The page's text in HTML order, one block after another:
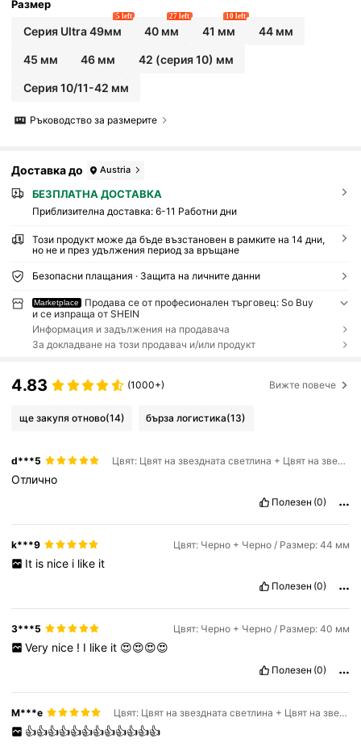
Размер
Серия Ultra 49мм
5 left
40 мм
27 left
41 мм
10 left
44 мм
45 мм 46 мм 42 (серия 10) мм
Серия 10/11-42 мм
Ръководство за размерите
Доставка до Austria
БЕЗПЛАТНА ДОСТАВКА
Приблизителна доставка: 6-11 Работни дни
Този продукт може да бъде възстановен в рамките на 14 дни,
но не и през удължения период за връщане
Безопасни плащания · Защита на личните данни
Marketplace
Продава се от професионален търговец: So Buy
и се изпраща от SHEIN
Информация и задължения на продавача
За докладване на този продавач и/или продукт
4.83 (1000+) Вижте повече
ще закупя отново(14) бърза логистика(13)
d***5 Цвят: Цвят на звездната светлина + Цвят на звездната светлина / Размер: 45 мм
Отлично
Полезен (0)
k***9 Цвят: Черно + Черно / Размер: 44 мм
It is nice i like it
Полезен (0)
3***5 Цвят: Черно + Черно / Размер: 40 мм
Very nice ! I like it 😍😍😍😍
Полезен (0)
M***e Цвят: Цвят на звездната светлина + Цвят на звездната светлина / Размер: 41 мм
👍👍👍👍👍👍👍👍👍👍👍👍